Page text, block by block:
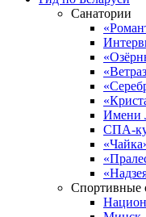
Санатории
Имени
СПА-
Спортивные